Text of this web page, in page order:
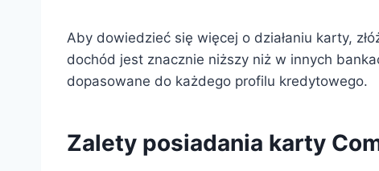
Aby dowiedzieć się więcej o działaniu karty,
dochód jest znacznie niższy niż w innych
dopasowane do każdego profilu kredytowego.
Zalety posiadania karty